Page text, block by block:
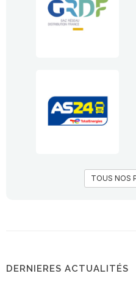
TOUS NOS
DERNIERES ACTUALITÉS